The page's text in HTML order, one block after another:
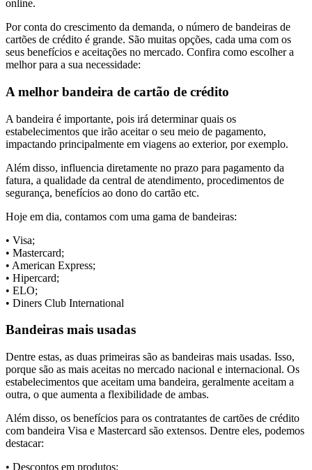
online.
Por conta do crescimento da demanda, o número de bandeiras de
cartões de crédito é grande. São muitas opções, cada uma com os
seus benefícios e aceitações no mercado. Confira como escolher a
melhor para a sua necessidade:
A melhor bandeira de cartão de crédito
A bandeira é importante, pois irá determinar quais os
estabelecimentos que irão aceitar o seu meio de pagamento,
impactando principalmente em viagens ao exterior, por exemplo.
Além disso, influencia diretamente no prazo para pagamento da
fatura, a qualidade da central de atendimento, procedimentos de
segurança, benefícios ao dono do cartão etc.
Hoje em dia, contamos com uma gama de bandeiras:
• Visa;
• Mastercard;
• American Express;
• Hipercard;
• ELO;
• Diners Club International
Bandeiras mais usadas
Dentre estas, as duas primeiras são as bandeiras mais usadas. Isso,
porque são as mais aceitas no mercado nacional e internacional. Os
estabelecimentos que aceitam uma bandeira, geralmente aceitam a
outra, o que aumenta a flexibilidade de ambas.
Além disso, os benefícios para os contratantes de cartões de crédito
com bandeira Visa e Mastercard são extensos. Dentre eles, podemos
destacar:
• Descontos em produtos;